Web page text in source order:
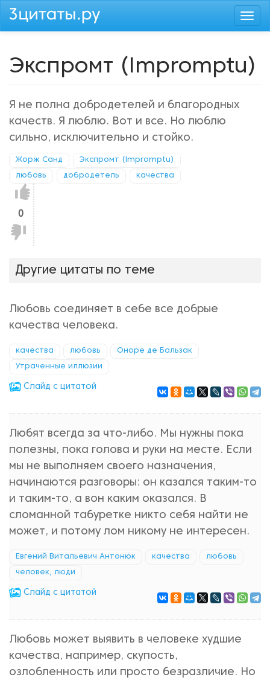
Перейти
Экспромт (Impromptu)
Я не полна добродетелей и благородных
качеств. Я люблю. Вот и все. Но люблю
сильно, исключительно и стойко.
Жорж Санд Экспромт (Impromptu)
любовь добродетель качества
Нравится!
0
Не
нравится!
Другие цитаты по теме
Любовь соединяет в себе все добрые
качества человека.
качества любовь Оноре де Бальзак
Утраченные иллюзии
Cлайд с цитатой
Любят всегда за что-либо. Мы нужны пока
полезны, пока голова и руки на месте. Если
мы не выполняем своего назначения,
начинаются разговоры: он казался таким-то
и таким-то, а вон каким оказался. В
сломанной табуретке никто себя найти не
может, и потому лом никому не интересен.
Евгений Витальевич Антонюк качества любовь
человек, люди
Cлайд с цитатой
Любовь может выявить в человеке худшие
качества, например, скупость,
озлобленность или просто безразличие. Но